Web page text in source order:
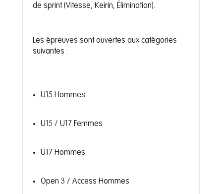
de sprint (Vitesse, Keirin, Élimination).
Les épreuves sont ouvertes aux catégories
suivantes :
U15 Hommes
U15 / U17 Femmes
U17 Hommes
Open 3 / Access Hommes